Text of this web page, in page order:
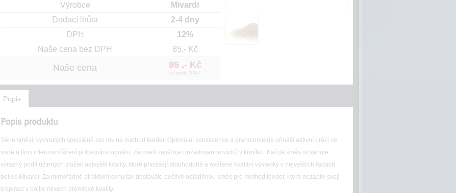
Výrobce
Mivardi
Dodací lhůta
2-4 dny
DPH
12%
Naše cena bez DPH
85,- Kč
Naše cena 95 ,- Kč
včetně DPH
Popis
Série směsí, vyvinutých speciálně pro lov na method feeder. Optimální konzistence a granulometrie přináší aktivní práci ve
vodě a tím i intenzivní šíření potravního signálu. Zároveň zajišťuje požadovanou výdrž v krmítku. Každá směs obsahuje
výrazný podíl účinných složek nejvyšší kvality, které přinášejí dlouhodobé a ověřené kvalitní výsledky v nejvyšších řadách
boiles Mivardi. Za mimořádně atraktivní cenu tak dostáváte pečlivě odladěnou směs pro method feeder, která nezapře svoji
inspiraci v boilie mixech prémiové kvality.